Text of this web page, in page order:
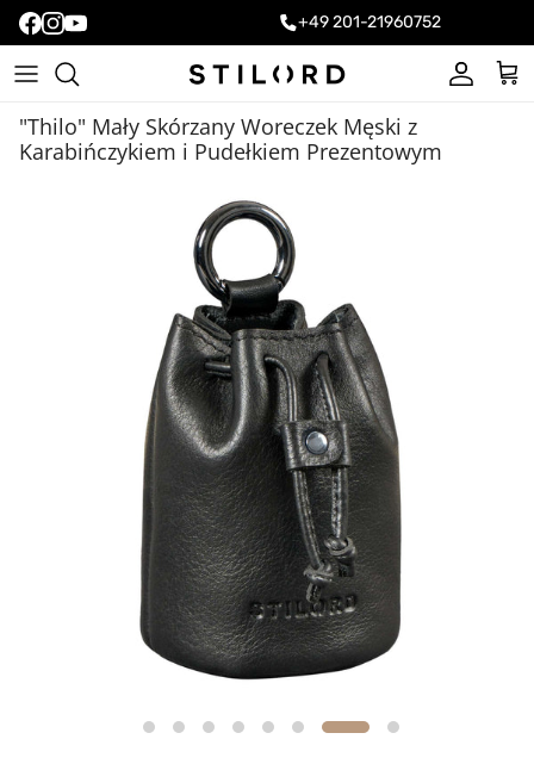
+49 201-21960752
Konto
"Thilo" Mały Skórzany Woreczek Męski z
Karabińczykiem i Pudełkiem Prezentowym